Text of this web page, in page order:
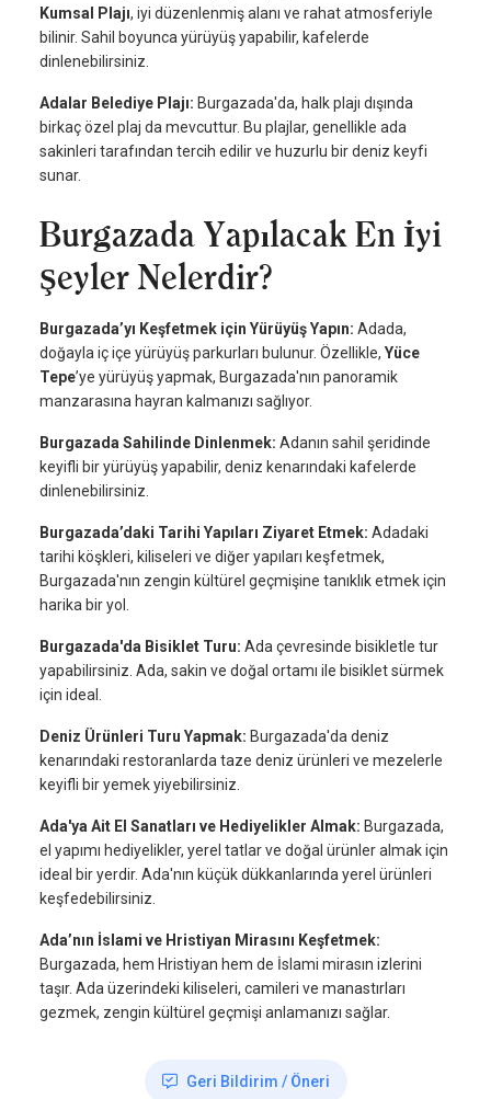
Kumsal Plajı, iyi düzenlenmiş alanı ve rahat atmosferiyle
bilinir. Sahil boyunca yürüyüş yapabilir, kafelerde
dinlenebilirsiniz.
Adalar Belediye Plajı: Burgazada'da, halk plajı dışında
birkaç özel plaj da mevcuttur. Bu plajlar, genellikle ada
sakinleri tarafından tercih edilir ve huzurlu bir deniz keyfi
sunar.
Burgazada Yapılacak En İyi
Şeyler Nelerdir?
Burgazada’yı Keşfetmek için Yürüyüş Yapın: Adada,
doğayla iç içe yürüyüş parkurları bulunur. Özellikle, Yüce
Tepe’ye yürüyüş yapmak, Burgazada'nın panoramik
manzarasına hayran kalmanızı sağlıyor.
Burgazada Sahilinde Dinlenmek: Adanın sahil şeridinde
keyifli bir yürüyüş yapabilir, deniz kenarındaki kafelerde
dinlenebilirsiniz.
Burgazada’daki Tarihi Yapıları Ziyaret Etmek: Adadaki
tarihi köşkleri, kiliseleri ve diğer yapıları keşfetmek,
Burgazada'nın zengin kültürel geçmişine tanıklık etmek için
harika bir yol.
Burgazada'da Bisiklet Turu: Ada çevresinde bisikletle tur
yapabilirsiniz. Ada, sakin ve doğal ortamı ile bisiklet sürmek
için ideal.
Deniz Ürünleri Turu Yapmak: Burgazada'da deniz
kenarındaki restoranlarda taze deniz ürünleri ve mezelerle
keyifli bir yemek yiyebilirsiniz.
Ada'ya Ait El Sanatları ve Hediyelikler Almak: Burgazada,
el yapımı hediyelikler, yerel tatlar ve doğal ürünler almak için
ideal bir yerdir. Ada'nın küçük dükkanlarında yerel ürünleri
keşfedebilirsiniz.
Ada’nın İslami ve Hristiyan Mirasını Keşfetmek:
Burgazada, hem Hristiyan hem de İslami mirasın izlerini
taşır. Ada üzerindeki kiliseleri, camileri ve manastırları
gezmek, zengin kültürel geçmişi anlamanızı sağlar.
Geri Bildirim / Öneri